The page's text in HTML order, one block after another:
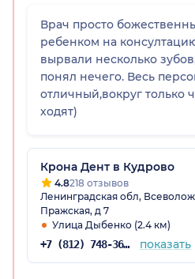
Врач просто
ребенком на
вырвали несколько
понял нечего. Весь
отличный,вокруг только
ходят)
Крона Дент в Кудрово
4.8218 отзывов
Ленинградская обл,
Пражская, д 7
Улица Дыбенко (2.4 км)
+7 (812) 748-36-67 показать